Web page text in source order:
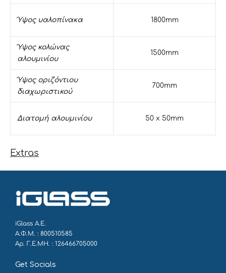
Ύψος υαλοπίνακα 1800mm
Ύψος κολώνας
αλουμινίου
1500mm
Ύψος οριζόντιου
διαχωριστικού
700mm
Διατομή αλουμινίου 50 x 50mm
Extras
iGlass Α.Ε.
Α.Φ.Μ. : 800510585
Αρ. Γ.Ε.ΜΗ. : 126466705000
Get Socials